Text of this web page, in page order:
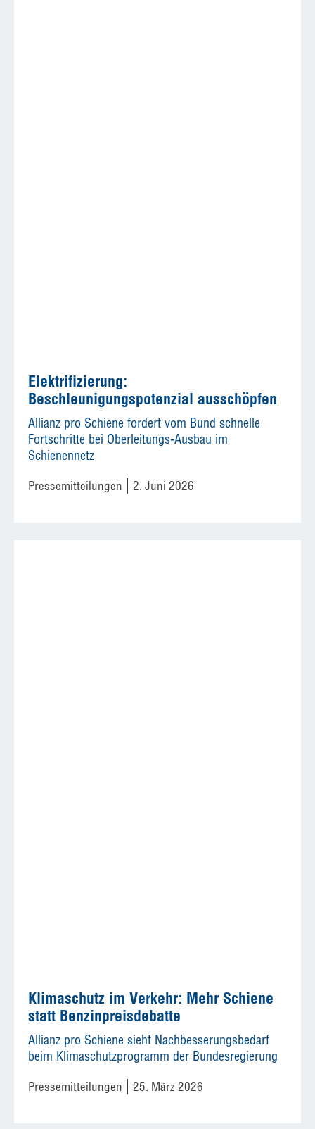
Elektrifizierung:
Beschleunigungspotenzial ausschöpfen
Allianz pro Schiene fordert vom Bund schnelle
Fortschritte bei Oberleitungs-Ausbau im
Schienennetz
Pressemitteilungen 2. Juni 2026
Klimaschutz im Verkehr: Mehr Schiene
statt Benzinpreisdebatte
Allianz pro Schiene sieht Nachbesserungsbedarf
beim Klimaschutzprogramm der Bundesregierung
Pressemitteilungen 25. März 2026